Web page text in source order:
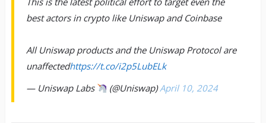
Постачальники ліквідності
best actors in crypto like Uniswap and Coinbase
All Uniswap products and the Uniswap Protocol are
unaffectedhttps://t.co/i2p5LubELk
— Uniswap Labs
(@Uniswap)April 10, 2024